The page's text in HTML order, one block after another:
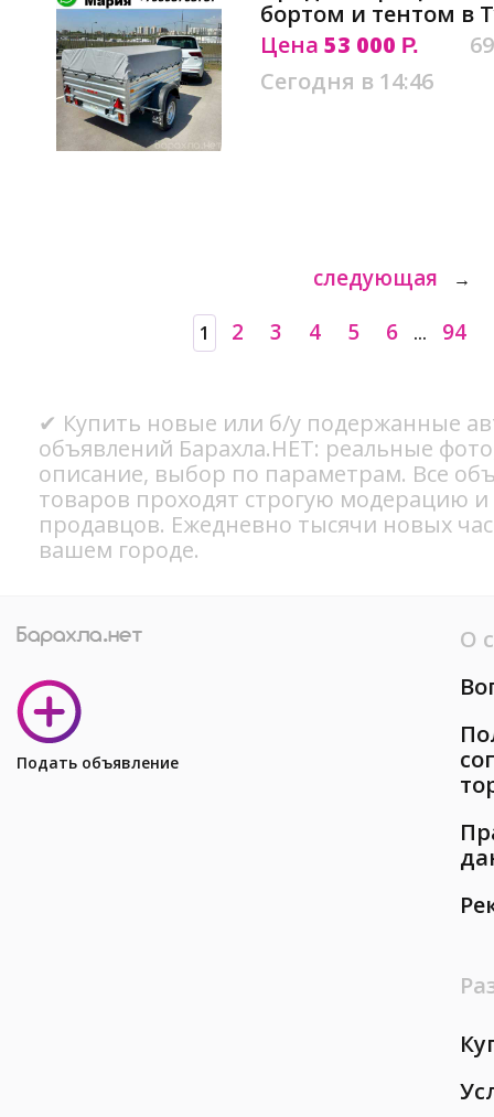
бортом и тентом в
Цена 53 000 Р.
Сегодня в 14:46
следующая →
1 2 3 4 5 6 ... 94
✔ Купить новые или б/у подержанные
объявлений Барахла.НЕТ: реальные
описание, выбор по параметрам. Все
товаров проходят строгую модерацию
продавцов. Ежедневно тысячи новых
вашем городе.
Подать объявление
О